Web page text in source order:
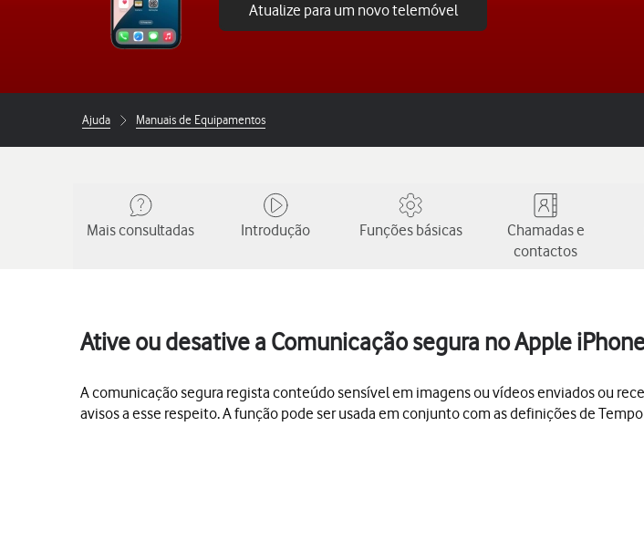
Atualize para um novo telemóvel
Ajuda Manuais de Equipamentos
Mais consultadas Introdução Funções básicas
Chamadas e
contactos
Ative ou desative a Comunicação segura no Apple
A comunicação segura regista conteúdo sensível em imagens ou vídeos enviados ou
avisos a esse respeito. A função pode ser usada em conjunto com as definições de